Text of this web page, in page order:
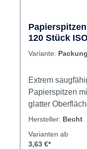
Standards wird
gewährleistet. Inhalt: 120 sterile Papierspitzen
präzise Endo-
120 Stück
Variante:
Extrem
Papierspitzen
glatter
mit 28 mm
Anforderungen
Hersteller: Becht
Varianten ab
3,63 €*